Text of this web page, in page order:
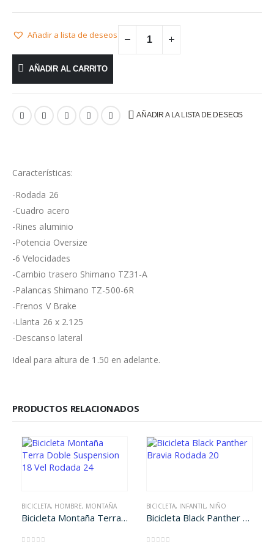
Añadir a lista de deseos
AÑADIR AL CARRITO
AÑADIR A LA LISTA DE DESEOS
Características:
-Rodada 26
-Cuadro acero
-Rines aluminio
-Potencia Oversize
-6 Velocidades
-Cambio trasero Shimano TZ31-A
-Palancas Shimano TZ-500-6R
-Frenos V Brake
-Llanta 26 x 2.125
-Descanso lateral
Ideal para altura de 1.50 en adelante.
PRODUCTOS RELACIONADOS
BICICLETA, HOMBRE, MONTAÑA
Bicicleta Montaña Terra Doble Suspension 18 Vel Rodada 24
BICICLETA, INFANTIL, NIÑO
Bicicleta Black Panther Bravia Rodada 20